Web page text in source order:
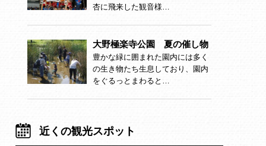
杏に飛来した観音様…
大野極楽寺公園 夏の催し物
豊かな緑に囲まれた園内には多く
の生き物たち生息しており、園内
をぐるっとまわると…
近くの観光スポット